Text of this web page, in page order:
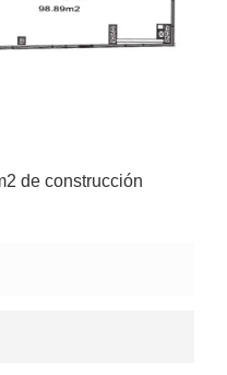
de construcción